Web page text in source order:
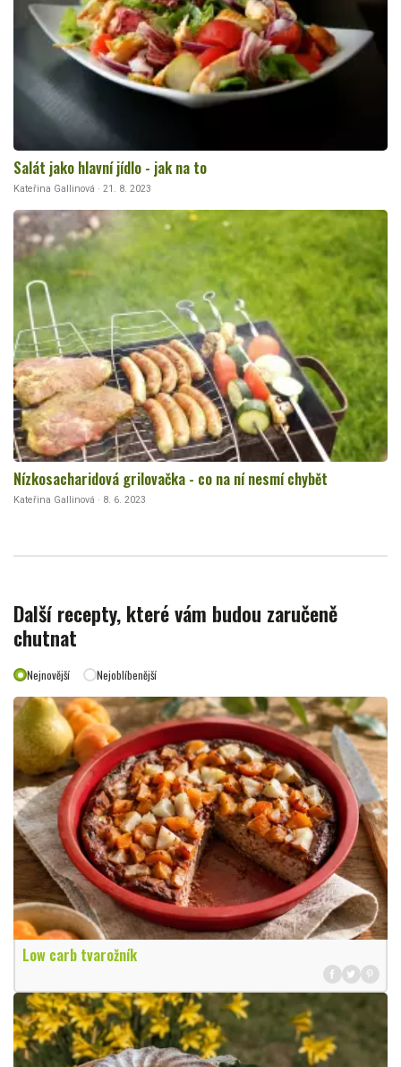
Salát jako hlavní jídlo - jak na to
Kateřina Gallinová · 21. 8. 2023
Nízkosacharidová grilovačka - co na ní nesmí chybět
Kateřina Gallinová · 8. 6. 2023
Další recepty, které vám budou zaručeně
chutnat
Nejnovější Nejoblíbenější
Low carb tvarožník